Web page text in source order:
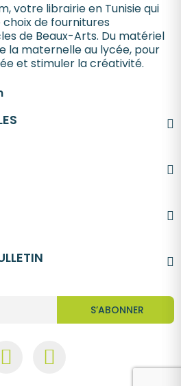
votre librairie en Tunisie qui
de fournitures
de Beaux-Arts. Du matériel
la maternelle au lycée, pour
et stimuler la créativité.
S’ABONNER